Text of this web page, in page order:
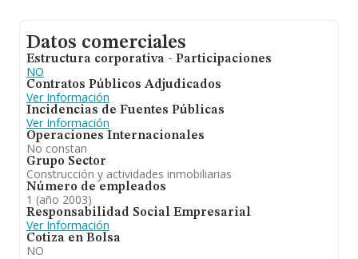
Datos comerciales
Estructura corporativa - Participaciones
NO
Contratos Públicos Adjudicados
Ver Información
Incidencias de Fuentes Públicas
Ver Información
Operaciones Internacionales
No constan
Grupo Sector
Construcción y actividades inmobiliarias
Número de empleados
1 (año 2003)
Responsabilidad Social Empresarial
Ver Información
Cotiza en Bolsa
NO